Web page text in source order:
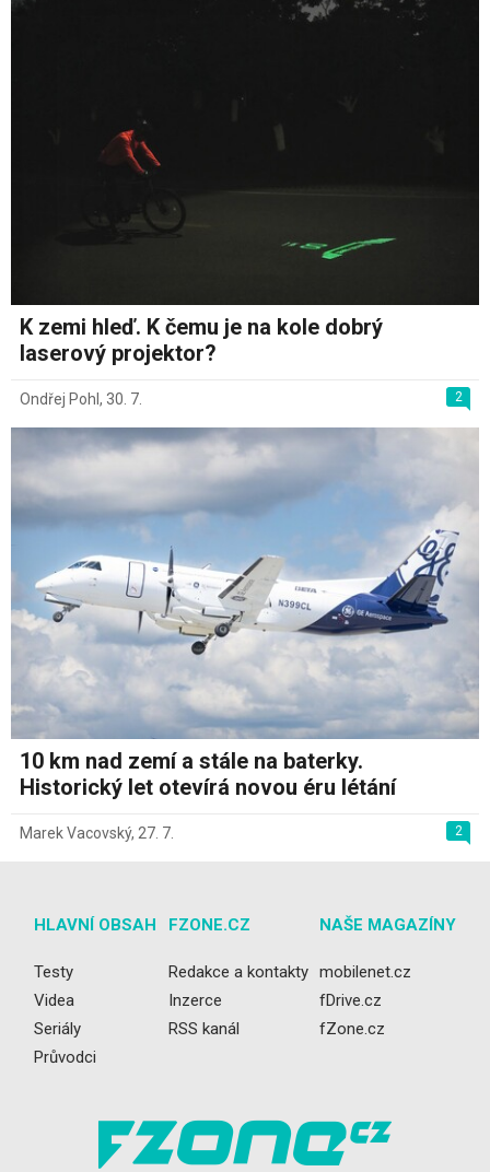
K zemi hleď. K čemu je na kole dobrý
laserový projektor?
2
Ondřej Pohl , 30. 7.
10 km nad zemí a stále na baterky.
Historický let otevírá novou éru létání
2
Marek Vacovský, 27. 7.
HLAVNÍ OBSAH
Testy
Videa
Seriály
Průvodci
FZONE.CZ
Redakce a kontakty
Inzerce
RSS kanál
NAŠE MAGAZÍNY
mobilenet.cz
fDrive.cz
fZone.cz